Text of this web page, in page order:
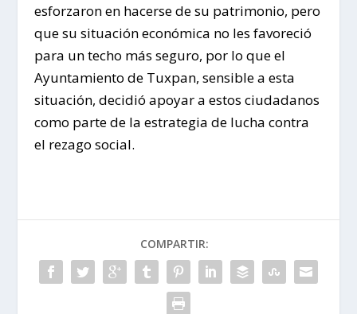
esforzaron en hacerse de su patrimonio, pero
que su situación económica no les favoreció
para un techo más seguro, por lo que el
Ayuntamiento de Tuxpan, sensible a esta
situación, decidió apoyar a estos ciudadanos
como parte de la estrategia de lucha contra
el rezago social.
COMPARTIR: